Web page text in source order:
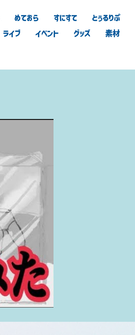
めておら すにすて
とぅるりぷ
ライブ イベント グッズ 素材